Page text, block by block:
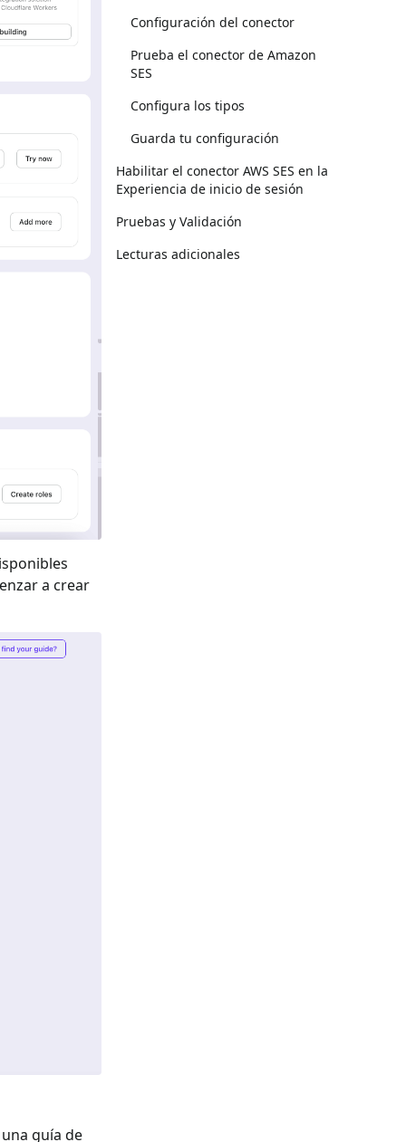
a crear
guía de
Configuración del conector
Prueba el conector de Amazon
SES
Configura los tipos
Guarda tu configuración
Habilitar el conector AWS SES en la
Experiencia de inicio de sesión
Pruebas y Validación
Lecturas adicionales